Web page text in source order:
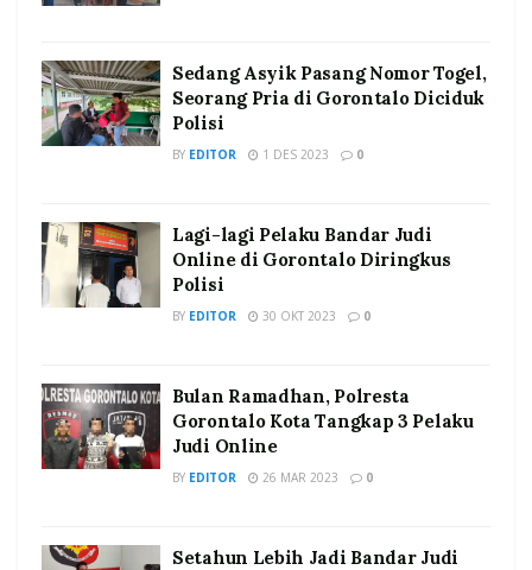
Sedang Asyik Pasang Nomor Togel,
Seorang Pria di Gorontalo Diciduk
Polisi
BY EDITOR 1 DES 2023 0
Lagi-lagi Pelaku Bandar Judi
Online di Gorontalo Diringkus
Polisi
BY EDITOR 30 OKT 2023 0
Bulan Ramadhan, Polresta
Gorontalo Kota Tangkap 3 Pelaku
Judi Online
BY EDITOR 26 MAR 2023 0
Setahun Lebih Jadi Bandar Judi